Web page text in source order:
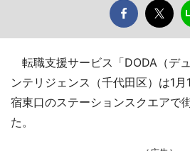
転職支援サービス「DODA（デ
ンテリジェンス（千代田区）は1
宿東口のステーションスクエアで
た。